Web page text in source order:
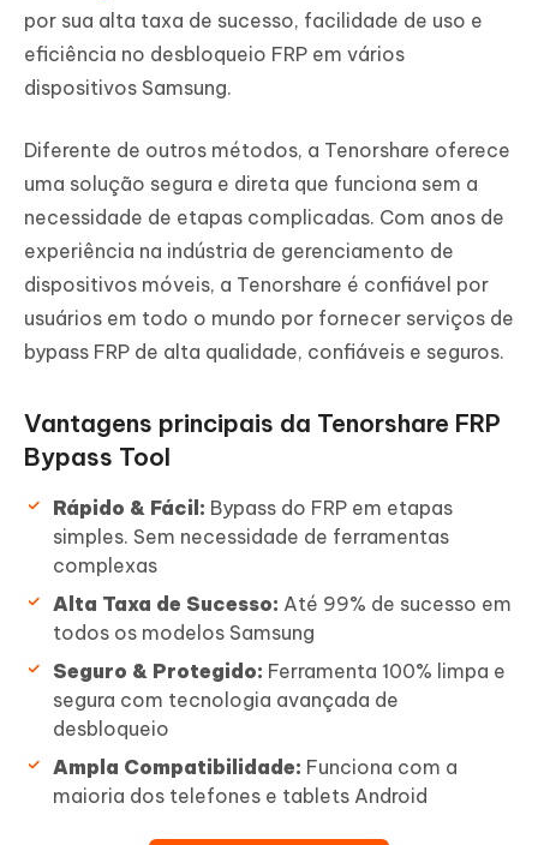
por sua alta taxa de sucesso, facilidade de uso e
eficiência no desbloqueio FRP em vários
dispositivos Samsung.
Diferente de outros métodos, a Tenorshare oferece
uma solução segura e direta que funciona sem a
necessidade de etapas complicadas. Com anos de
experiência na indústria de gerenciamento de
dispositivos móveis, a Tenorshare é confiável por
usuários em todo o mundo por fornecer serviços de
bypass FRP de alta qualidade, confiáveis e seguros.
Vantagens principais da Tenorshare FRP
Bypass Tool
Rápido & Fácil: Bypass do FRP em etapas
simples. Sem necessidade de ferramentas
complexas
Alta Taxa de Sucesso: Até 99% de sucesso em
todos os modelos Samsung
Seguro & Protegido: Ferramenta 100% limpa e
segura com tecnologia avançada de
desbloqueio
Ampla Compatibilidade: Funciona com a
maioria dos telefones e tablets Android